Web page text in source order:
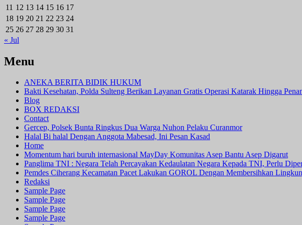
11 12 13 14 15 16 17
18 19 20 21 22 23 24
25 26 27 28 29 30 31
« Jul
Menu
ANEKA BERITA BIDIK HUKUM
Bakti Kesehatan, Polda Sulteng Berikan Layanan Gratis Operasi Katarak Hingga
Blog
BOX REDAKSI
Contact
Gercep, Polsek Bunta Ringkus Dua Warga Nuhon Pelaku Curanmor
Halal Bi halal Dengan Anggota Mabesad, Ini Pesan Kasad
Home
Momentum hari buruh internasional MayDay Komunitas Asep Bantu Asep Digarut
Panglima TNI : Negara Telah Percayakan Kedaulatan Negara Kepada TNI, Perlu
Pemdes Ciherang Kecamatan Pacet Lakukan GOROL Dengan Membersihkan
Redaksi
Sample Page
Sample Page
Sample Page
Sample Page